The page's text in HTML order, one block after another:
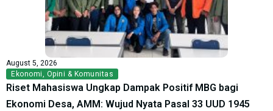
August 5, 2026
Ekonomi, Opini & Komunitas
Riset Mahasiswa Ungkap Dampak Positif MBG bagi
Ekonomi Desa, AMM: Wujud Nyata Pasal 33 UUD 1945